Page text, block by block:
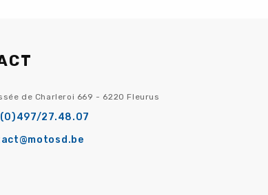
de Charleroi 669 - 6220 Fleurus
27.48.07